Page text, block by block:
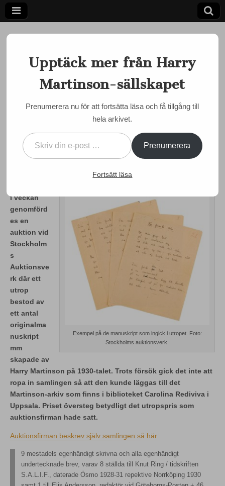
Harry
Martinson-
sällskapet
Ett författarskap som fångar daggdroppen och speglar
kosmos
Martinson-manuskript gick
inte att rädda till Uppsala-
samlingen
0 Comments
Exempel på de manuskript som ingick i utropet. Foto:
Stockholms auktionsverk.
I veckan
genomförd
es en
auktion vid
Stockholm
s
Auktionsve
rk där ett
utrop
bestod av
ett antal
originalma
nuskript
mm
skapade av
Harry Martinson på 1930-talet. Trots försök gick det inte att
ropa in samlingen så att den kunde läggas till det
Martinson-arkiv som finns i biblioteket Carolina Rediviva i
Uppsala. Priset översteg betydligt det utropspris som
auktionsfirman hade satt.
Auktionsfirman beskrev själv samlingen så här:
9 mestadels egenhändigt skrivna och alla egenhändigt
undertecknade brev, varav 8 ställda till Knut Ring / tidskriften
S.A.L.I.F., daterade Ösmo 1928-31 repektive Norrköping 1930
Upptäck mer från Harry
Martinson-sällskapet
Prenumerera nu för att fortsätta läsa och få tillgång till
hela arkivet.
Prenumerera
Fortsätt läsa